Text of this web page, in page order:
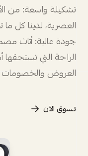
تشكيلة واسعة: من
العصرية، لدينا كل
جودة عالية: أثاث
الراحة التي
العروض والخصومات
تسوق الآن